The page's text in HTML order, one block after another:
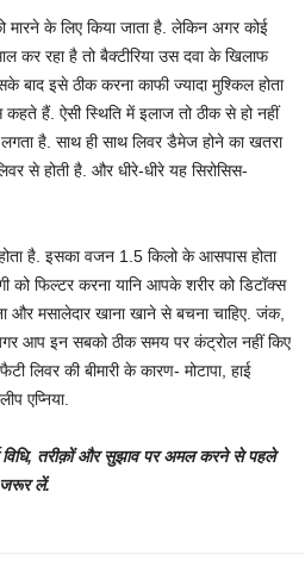
मारने के लिए किया जाता है. लेकिन अगर कोई
कर रहा है तो बैक्टीरिया उस दवा के खिलाफ
बाद इसे ठीक करना काफी ज्यादा मुश्किल होता
हैं. ऐसी स्थिति में इलाज तो ठीक से हो नहीं
लगता है. साथ ही साथ लिवर डैमेज होने का खतरा
से होती है. और धीरे-धीरे यह सिरोसिस-
है. इसका वजन 1.5 किलो के आसपास होता
को फिल्टर करना यानि आपके शरीर को डिटॉक्स
और मसालेदार खाना खाने से बचना चाहिए. जंक,
आप इन सबको ठीक समय पर कंट्रोल नहीं किए
लिवर की बीमारी के कारण- मोटापा, हाई
एप्निया.
तरीक़ों और सुझाव पर अमल करने से पहले
जरूर लें.